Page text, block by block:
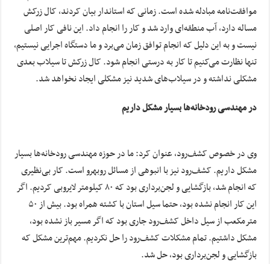
موافقت‌نامه مبادله شده است. زمانی که استاندار بیان کردند، کال زرکش
مساله دارد، آب منطقه‌ای وارد شد و کار را انجام داد. این نافی کار اصلی
نیست و به این دلیل که انجام توافق زمان می‌برد و ما دستگاه اجرایی نیستیم،
تنها نظارت می‌کنیم تا کار به درستی انجام شود. کال زرکش تا سیلاب بعدی
مشکلی نداشته و در سیلاب‌های شدید نیز مشکلی ایجاد نخواهد شد.
در مهندسی رودخانه‌ها بسیار مشکل داریم
وی در خصوص کشف‌رود، عنوان کرد: ما در حوزه مهندسی رودخانه‌ها بسیار
مشکل داریم. کشف‌رود نیز با انبوهی از مسائل روبه‎رو است. کار بی‌نظیری
که انجام شد، بازگشایی و لجن‌برداری بود که ۸۰ کیلومتر لایروبی کردیم. اگر
این کار انجام نشده بود، حتما سیل استان با کشته همراه بود. بیش از ۵۰
مترمکعب از سیل داخل کشف‌رود جاری بود که اگر مسیر باز نشده بود،
مشکل داشتیم. تمام مشکلات کشف‌رود را حل نکردیم. مهم‌ترین مشکل که
بازگشایی و لجن‌برداری بود، حل شد.